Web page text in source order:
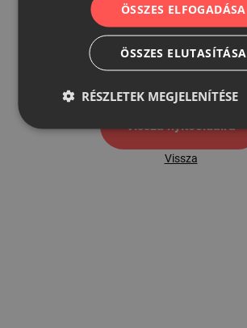
500
Vissza nyítóoldalra
Vissza
ÖSSZES ELFOGADÁSA
ÖSSZES ELUTASÍTÁSA
RÉSZLETEK MEGJELENÍTÉSE